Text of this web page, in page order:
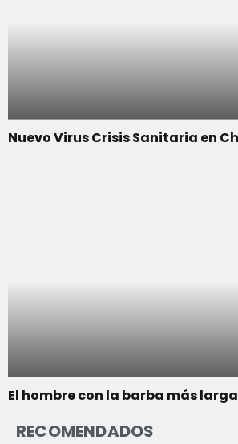
Nuevo Virus Crisis Sanitaria en
El hombre con la barba más
RECOMENDADOS